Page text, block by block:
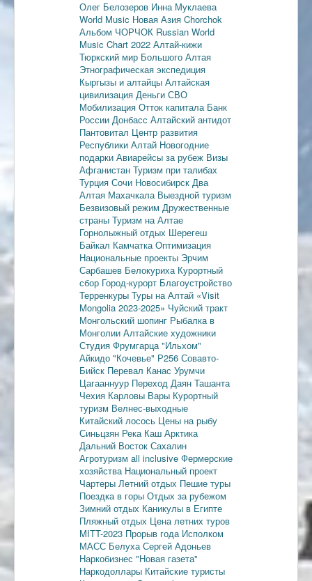
Олег Белозеров Инна Муклаева
World Music Новая Азия Chorchok
Альбом ЧОРЧОК Russian World
Music Chart 2022 Алтай-кижи
Тюркский мир Большого Алтая
Этнографическая экспедиция
Кыргызы и алтайцы Алтайская
цивилизация Деньги СВО
Мобилизация Отток капитала Банк
России Донбасс Алтайский антидот
Пантовитал Центр развития
Республики Алтай Новогодние
подарки Авиарейсы за рубеж Визы
Афганистан Туризм при талибах
Турция Сочи Новосибирск Два
Алтая Махачкала Выездной туризм
Безвизовый режим Дружественные
страны Туризм на Алтае
Горнолыжный отдых Шерегеш
Байкал Камчатка Оптимизация
Национальные проекты Эрчим
Сарбашев Белокуриха Курортный
сбор Город-курорт Благоустройство
Терренкуры Туры на Алтай «Visit
Mongolia 2023-2025» Чуйский тракт
Монгольский шопинг Рыбалка в
Монголии Алтайские художники
Студия Фрумгарца "Ильхом"
Айкидо "Кочевье" Р256 Совавто-
Бийск Перевал Канас Урумчи
Цагааннуур Переход Даян Ташанта
Чехия Карловы Вары Курортный
туризм Велнес-выходные
Китайский лосось Цены на рыбу
Синьцзян Река Каш Арктика
Дальний Восток Сахалин
Агротуризм all inclusive Фермерские
хозяйства Национальный проект
Чартеры Летний отдых Пешие туры
Поездка в горы Отдых за рубежом
Зимний отдых Каникулы в Египте
Пляжный отдых Цена летних туров
MITT-2023 Прорыв года Исполком
МАСС Белуха Сергей Адоньев
Наркобизнес "Новая газета"
Наркодоллары Китайские туристы